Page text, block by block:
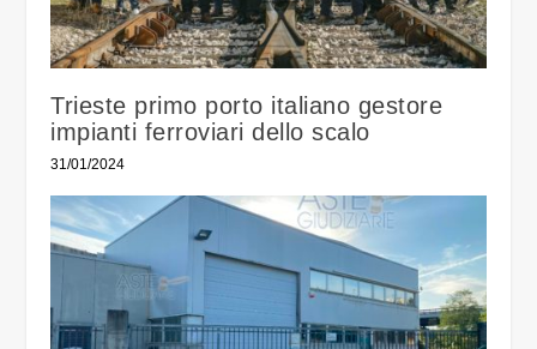
Trieste primo porto italiano gestore
impianti ferroviari dello scalo
31/01/2024